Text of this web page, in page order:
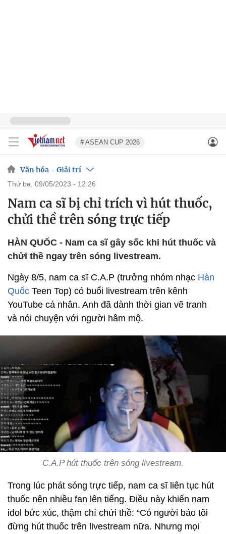
# ASEAN CUP 2026
Văn hóa - Giải trí
thứ ba, 09/05/2023 - 12:26
Nam ca sĩ bị chỉ trích vì hút thuốc,
chửi thề trên sóng trực tiếp
HÀN QUỐC - Nam ca sĩ gây sốc khi hút thuốc và
chửi thề ngay trên sóng livestream.
Ngày 8/5, nam ca sĩ C.A.P (trưởng nhóm nhạc Hàn
Quốc Teen Top) có buổi livestream trên kênh
YouTube cá nhân. Anh đã dành thời gian vẽ tranh
và nói chuyện với người hâm mộ.
C.A.P hút thuốc trên sóng livestream.
Trong lúc phát sóng trực tiếp, nam ca sĩ liên tục hút
thuốc nên nhiều fan lên tiếng. Điều này khiến nam
idol bức xúc, thậm chí chửi thề: “Có người bảo tôi
đừng hút thuốc trên livestream nữa. Nhưng mọi